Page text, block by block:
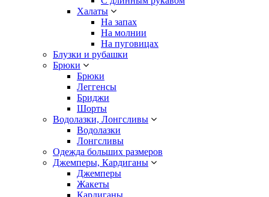
Халаты
На запах
На молнии
На пуговицах
Блузки и рубашки
Брюки
Брюки
Леггенсы
Бриджи
Шорты
Водолазки, Лонгсливы
Водолазки
Лонгсливы
Одежда больших размеров
Джемперы, Кардиганы
Джемперы
Жакеты
Кардиганы